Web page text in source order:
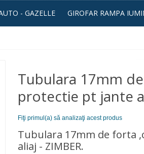
- GAZELLE GIROFAR RAMPA
Tubulara 17mm
protectie pt jante
Fiţi primul(a) să analizaţi acest produs
Tubulara 17mm de forta
aliaj - ZIMBER.